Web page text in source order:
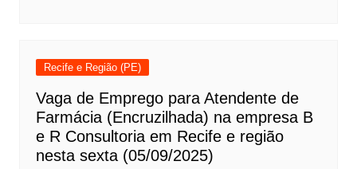
Recife e Região (PE)
Vaga de Emprego para Atendente de
Farmácia (Encruzilhada) na empresa B
e R Consultoria em Recife e região
nesta sexta (05/09/2025)